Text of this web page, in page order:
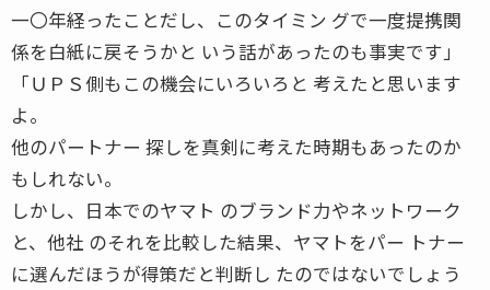
一〇年経ったことだし、このタイミン グで一度提携関
係を白紙に戻そうかと いう話があったのも事実です」
「ＵＰＳ側もこの機会にいろいろと 考えたと思います
よ。
他のパートナー 探しを真剣に考えた時期もあったのか
もしれない。
しかし、日本でのヤマト のブランド力やネットワーク
と、他社 のそれを比較した結果、ヤマトをパー トナー
に選んだほうが得策だと判断し たのではないでしょう